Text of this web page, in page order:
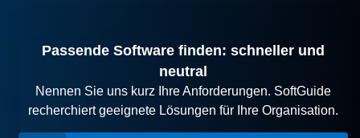
Passende Software finden: schneller und
neutral
Nennen Sie uns kurz Ihre Anforderungen. SoftGuide
recherchiert geeignete Lösungen für Ihre Organisation.